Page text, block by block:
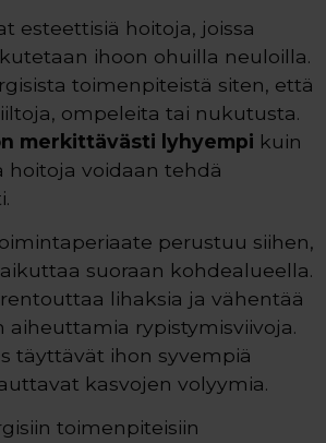
esteettisiä hoitoja, joissa
ihoon ohuilla neuloilla.
toimenpiteistä siten, että
ompeleita tai nukutusta.
merkittävästi lyhyempi kuin
hoitoja voidaan tehdä
perustuu siihen,
suoraan kohdealueella.
lihaksia ja vähentää
aiheuttamia rypistymisviivoja.
täyttävät ihon syvempiä
kasvojen volyymia.
toimenpiteisiin